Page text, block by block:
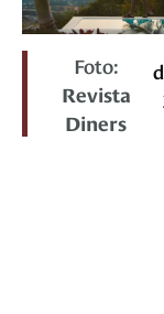
Foto:
Revista
Diners